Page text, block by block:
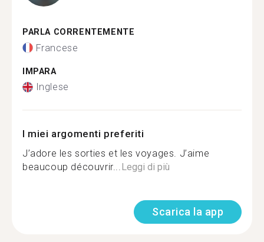
PARLA CORRENTEMENTE
Francese
IMPARA
Inglese
I miei argomenti preferiti
J’adore les sorties et les voyages. J’aime
beaucoup découvrir...Leggi di più
Scarica la app